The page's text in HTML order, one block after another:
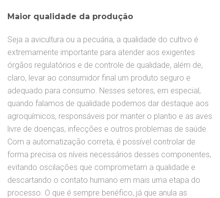
Maior qualidade da produção
Seja a avicultura ou a pecuária, a qualidade do cultivo é
extremamente importante para atender aos exigentes
órgãos regulatórios e de controle de qualidade, além de,
claro, levar ao consumidor final um produto seguro e
adequado para consumo. Nesses setores, em especial,
quando falamos de qualidade podemos dar destaque aos
agroquímicos, responsáveis por manter o plantio e as aves
livre de doenças, infecções e outros problemas de saúde.
Com a automatização correta, é possível controlar de
forma precisa os níveis necessários desses componentes,
evitando oscilações que comprometam a qualidade e
descartando o contato humano em mais uma etapa do
processo. O que é sempre benéfico, já que anula as